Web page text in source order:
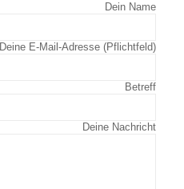
Dein Name
Deine E-Mail-Adresse (Pflichtfeld)
Betreff
Deine Nachricht